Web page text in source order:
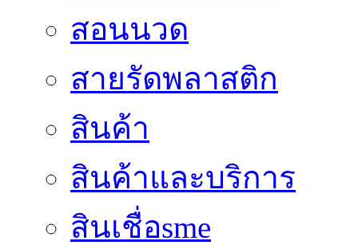
สอนนวด
สายรัดพลาสติก
สินค้า
สินค้าและบริการ
สินเชื่อsme